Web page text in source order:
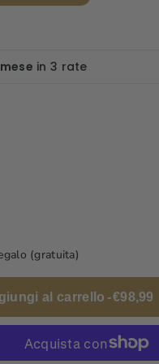
(gratuita)
al carrello -€98,99